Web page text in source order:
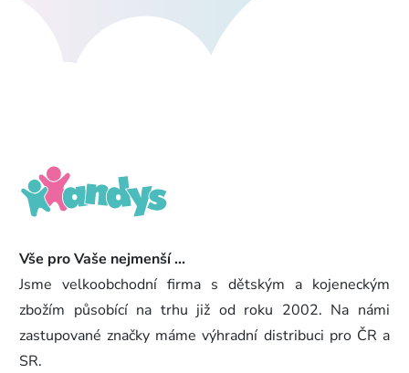
Vše pro Vaše nejmenší ...
Jsme velkoobchodní firma s dětským a kojeneckým
zbožím působící na trhu již od roku 2002. Na námi
zastupované značky máme výhradní distribuci pro ČR a
SR.